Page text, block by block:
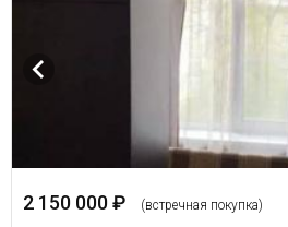
2 150 000 ₽ (встречная покупка)